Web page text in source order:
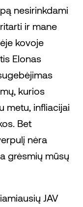
nesirinkdami
ir mane
kovoje
Elonas
kurios
metu, infliacijai
Bet
nėra
grėsmių mūsų
JAV